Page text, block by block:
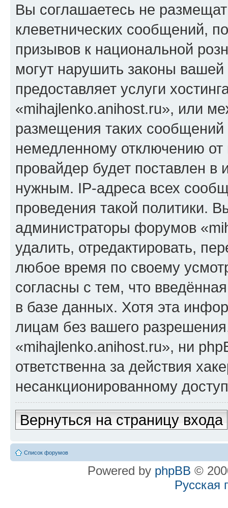
Вы соглашаетесь не
клеветнических сообщений,
призывов к национальной
могут нарушить законы
предоставляет услуги
«mihajlenko.anihost.ru», или
размещения таких
немедленному отключению
провайдер будет поставлен в
нужным. IP-адреса всех
проведения такой политики.
администраторы форумов
удалить, отредактировать,
любое время по своему
согласны с тем, что
в базе данных. Хотя эта
лицам без вашего
«mihajlenko.anihost.ru», ни
ответственна за действия
несанкционированному
Вернуться на страницу входа
Список форумов
Powered by phpBB ©
Русская